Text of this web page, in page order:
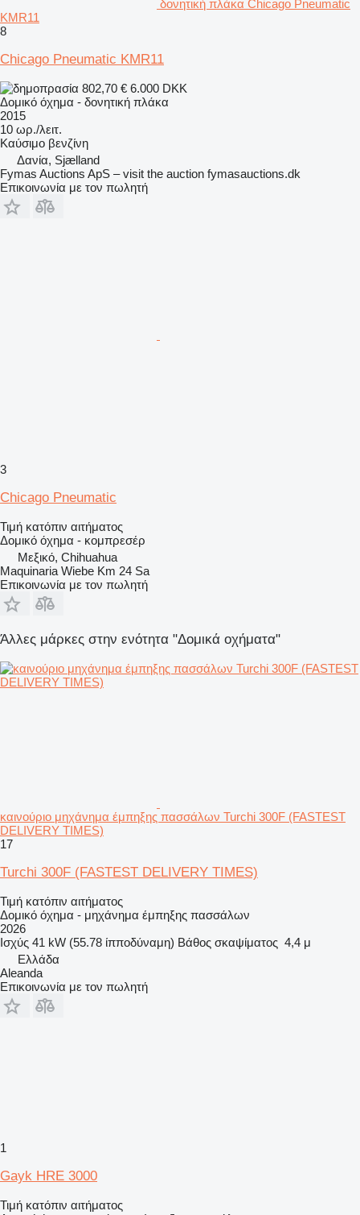
δονητική πλάκα Chicago Pneumatic
KMR11
8
Chicago Pneumatic KMR11
802,70 € 6.000 DKK
Δομικό όχημα - δονητική πλάκα
2015
10 ωρ./λειτ.
Καύσιμο βενζίνη
Δανία, Sjælland
Fymas Auctions ApS – visit the auction fymasauctions.dk
Επικοινωνία με τον πωλητή
3
Chicago Pneumatic
Τιμή κατόπιν αιτήματος
Δομικό όχημα - κομπρεσέρ
Μεξικό, Chihuahua
Maquinaria Wiebe Km 24 Sa
Επικοινωνία με τον πωλητή
Άλλες μάρκες στην ενότητα "Δομικά οχήματα"
καινούριο μηχάνημα έμπηξης πασσάλων Turchi 300F (FASTEST
DELIVERY TIMES)
17
Turchi 300F (FASTEST DELIVERY TIMES)
Τιμή κατόπιν αιτήματος
Δομικό όχημα - μηχάνημα έμπηξης πασσάλων
2026
Ισχύς 41 kW (55.78 ίπποδύναμη) Βάθος σκαψίματος 4,4 μ
Ελλάδα
Aleanda
Επικοινωνία με τον πωλητή
1
Gayk HRE 3000
Τιμή κατόπιν αιτήματος